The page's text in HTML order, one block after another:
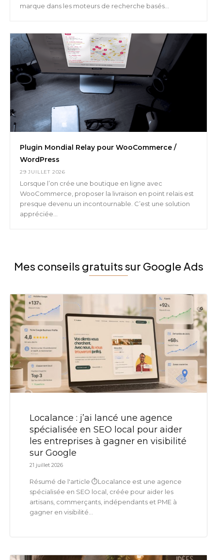
marque dans les moteurs de recherche basés...
Plugin Mondial Relay pour WooCommerce /
WordPress
29 JUILLET 2026
Lorsque l’on crée une boutique en ligne avec
WooCommerce, proposer la livraison en point relais est
presque devenu un incontournable. C’est une solution
appréciée...
Mes conseils gratuits sur Google Ads
Localance : j’ai lancé une agence
spécialisée en SEO local pour aider
les entreprises à gagner en visibilité
sur Google
21 juillet 2026
Résumé de l'article ⏱️Localance est une agence
spécialisée en SEO local, créée pour aider les
artisans, commerçants, indépendants et PME à
gagner en visibilité...